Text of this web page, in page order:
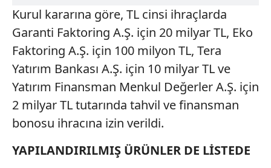
Kurul kararına göre, TL cinsi ihraçlarda
Garanti Faktoring A.Ş. için 20 milyar TL, Eko
Faktoring A.Ş. için 100 milyon TL, Tera
Yatırım Bankası A.Ş. için 10 milyar TL ve
Yatırım Finansman Menkul Değerler A.Ş. için
2 milyar TL tutarında tahvil ve finansman
bonosu ihracına izin verildi.
YAPILANDIRILMIŞ ÜRÜNLER DE LİSTEDE